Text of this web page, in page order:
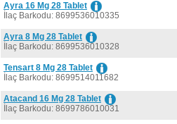
Ayra 16 Mg 28 Tablet
İlaç Barkodu: 8699536010335
Ayra 8 Mg 28 Tablet
İlaç Barkodu: 8699536010328
Tensart 8 Mg 28 Tablet
İlaç Barkodu: 8699514011682
Atacand 16 Mg 28 Tablet
İlaç Barkodu: 8699786010031